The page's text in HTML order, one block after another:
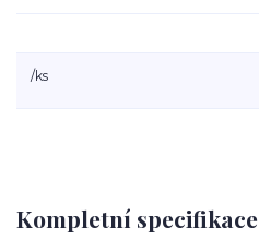
/ks
Kompletní specifikace